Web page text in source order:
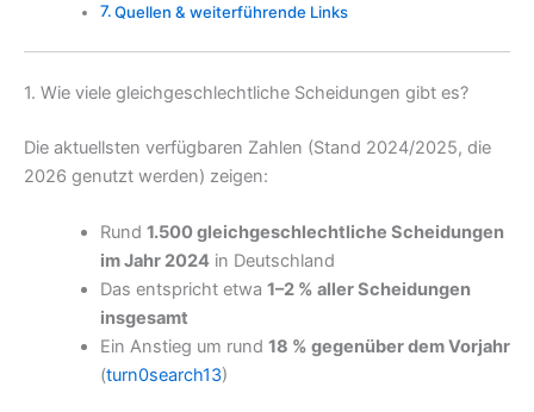
Quellen & weiterführende Links
1. Wie viele gleichgeschlechtliche Scheidungen gibt es?
Die aktuellsten verfügbaren Zahlen (Stand 2024/2025, die
2026 genutzt werden) zeigen:
Rund 1.500 gleichgeschlechtliche Scheidungen
im Jahr 2024in Deutschland
Das entspricht etwa 1–2 % aller Scheidungen
insgesamt
Ein Anstieg um rund 18 % gegenüber dem Vorjahr
(turn0search13)